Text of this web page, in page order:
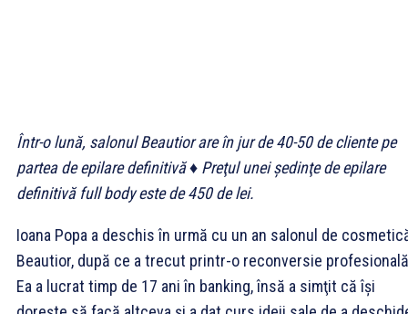
Într-o lună, salonul Beautior are în jur de 40-50 de cliente pe
partea de epilare definitivă ♦ Preţul unei şedinţe de epilare
definitivă full body este de 450 de lei.
Ioana Popa a deschis în urmă cu un an salonul de
Beautior, după ce a trecut printr-o reconversie
Ea a lucrat timp de 17 ani în banking, însă a simţit că îşi